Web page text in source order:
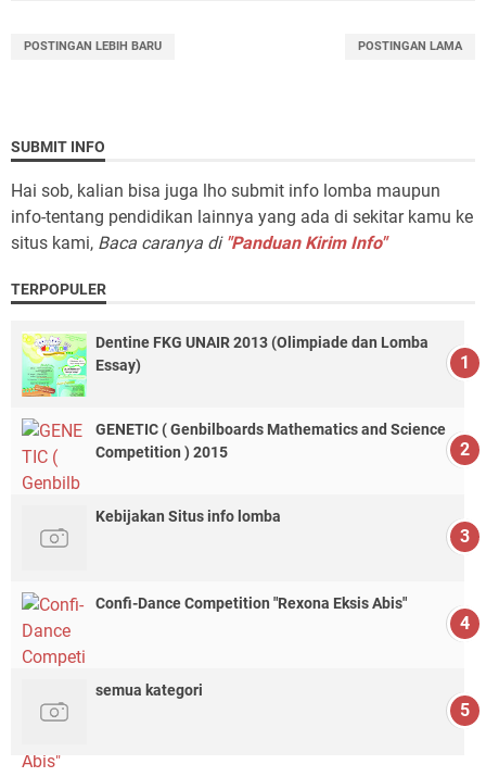
POSTINGAN LEBIH BARU POSTINGAN LAMA
SUBMIT INFO
Hai sob, kalian bisa juga lho submit info lomba maupun
info-tentang pendidikan lainnya yang ada di sekitar kamu ke
situs kami, Baca caranya di "Panduan Kirim Info"
TERPOPULER
Dentine FKG UNAIR 2013 (Olimpiade dan Lomba
Essay)
GENETIC ( Genbilboards Mathematics and Science
Competition ) 2015
Kebijakan Situs info lomba
Confi-Dance Competition "Rexona Eksis Abis"
semua kategori